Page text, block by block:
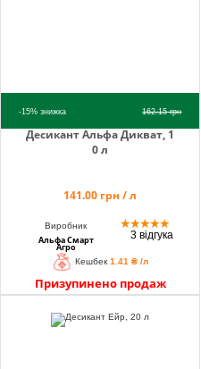
-15%знижка 162.15грн
Десикант Альфа Дикват, 1
0 л
141.00 грн / л
Виробник
Альфа Смарт
Агро
★★★★★
3 відгука
Кешбек 1.41 ₴ /л
Призупинено продаж